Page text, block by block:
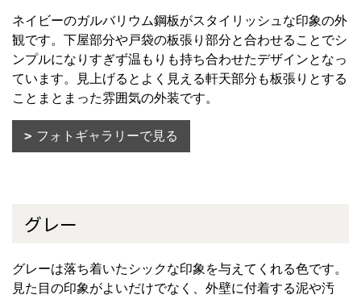
ネイビーのガルバリウム鋼板がスタイリッシュな印象の外
観です。下屋部分や戸袋の板張り部分と合わせることでシ
ンプルになりすぎず温もりも持ち合わせたデザインとなっ
ています。見上げるとよく見える軒天部分も板張りとする
ことまとまった雰囲気の外装です。
フォトギャラリーで見る
グレー
グレーは落ち着いたシックな印象を与えてくれる色です。
見た目の印象がよいだけでなく、外壁に付着する泥や汚